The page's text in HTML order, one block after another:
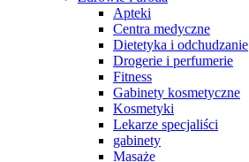
Apteki
Centra medyczne
Dietetyka i odchudzanie
Drogerie i perfumerie
Fitness
Gabinety kosmetyczne
Kosmetyki
Lekarze specjaliści
gabinety
Masaże